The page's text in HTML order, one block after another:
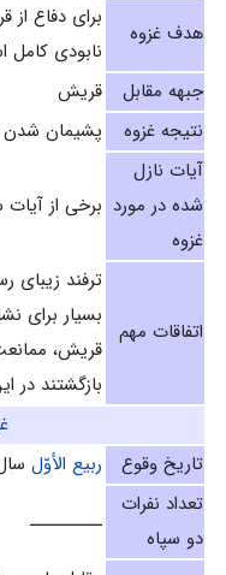
هدف غزوه
برای دفاع
نابودی کامل
جبهه مقابل
قریش
نتیجه غزوه
پشیمان شدن
آیات نازل
شده در مورد
غزوه
برخی از
اتفاقات مهم
ترفند
بسیار برای
قریش،
بازگشتند در
تاریخ وقوع
ربيع الأوّل
تعداد نفرات
دو سپاه
ــــــــــ